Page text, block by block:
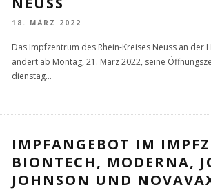
18. MÄRZ 2022
Das Impfzentrum des Rhein-Kreises Neuss an der
ändert ab Montag, 21. März 2022, seine
dienstag...
IMPFANGEBOT IM
BIONTECH, MODERNA,
JOHNSON UND